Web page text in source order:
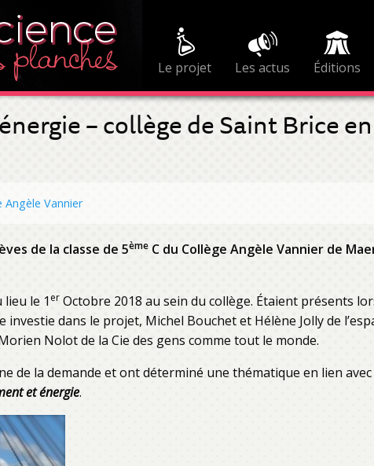
Le projet Les actus Éditions
– collège de Saint Brice en
Angèle Vannier
de la classe de 5ème C du Collège Angèle Vannier de
le 1er Octobre 2018 au sein du collège. Étaient présents
investie dans le projet, Michel Bouchet et Hélène Jolly de
Nolot de la Cie des gens comme tout le monde.
de la demande et ont déterminé une thématique en lien avec
et énergie.